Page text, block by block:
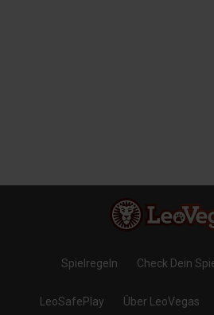
Spielregeln Check Dein
LeoSafePlay Über LeoVegas